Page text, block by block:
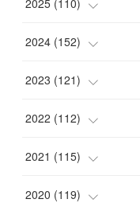
(10)
(9)
( 7)
( 8 )
2025 (110)
(10)
(7)
( 8)
( 7 )
( 10)
2024 (152)
(14)
( 15)
( 11)
( 10)
2023 (121)
( 12)
( 8)
( 8)
2022 (112)
( 10)
( 7)
2021 (115)
( 14)
2020 (119)